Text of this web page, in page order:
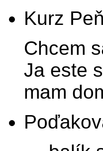
Kurz
Chcem
Ja este
mam